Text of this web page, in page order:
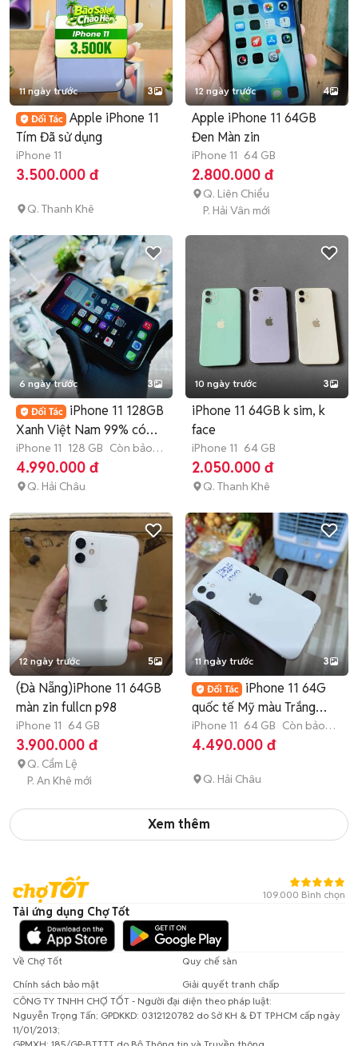
11 ngày trước 3
Apple iPhone 11
Tím Đã sử dụng
iPhone 11
3.500.000 đ
Q. Thanh Khê
12 ngày trước 4
Apple iPhone 11 64GB
Đen Màn zin
iPhone 11 64 GB
2.800.000 đ
Q. Liên Chiểu
P. Hải Vân mới
6 ngày trước 3
iPhone 11 128GB
Xanh Việt Nam 99% có
Trả Góp
iPhone 11 128 GB Còn bảo
hành
4.990.000 đ
Q. Hải Châu
10 ngày trước 3
iPhone 11 64GB k sim, k
face
iPhone 11 64 GB
2.050.000 đ
Q. Thanh Khê
12 ngày trước 5
(Đà Nẵng)iPhone 11 64GB
màn zin fullcn p98
iPhone 11 64 GB
3.900.000 đ
Q. Cẩm Lệ
P. An Khê mới
11 ngày trước 3
iPhone 11 64G
quốc tế Mỹ màu Trắng
99% có Trả Góp
iPhone 11 64 GB Còn bảo
hành
4.490.000 đ
Q. Hải Châu
Xem thêm
109.000 Bình chọn
Tải ứng dụng Chợ Tốt
Về Chợ Tốt
Quy chế sàn
Chính sách bảo mật
Giải quyết tranh chấp
CÔNG TY TNHH CHỢ TỐT - Người đại diện theo pháp luật:
Nguyễn Trọng Tấn; GPDKKD: 0312120782 do Sở KH & ĐT TP.HCM cấp ngày
11/01/2013;